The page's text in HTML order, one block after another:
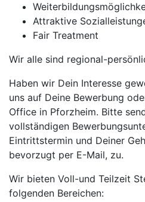
Attraktive
Fair Treatment
Wir alle sind regional-
Haben wir Dein Interesse
uns auf Deine Bewerbung
Office in Pforzheim. Bitte
vollständigen
Eintrittstermin und Deiner
bevorzugt per E-Mail, zu.
Wir bieten Voll-und Teilzeit
folgenden Bereichen: